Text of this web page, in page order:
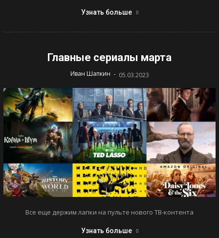
Узнать больше
Главные сериалы марта
Иван Шапкин - 05.03.2023
Все еще держим лапки на пульте нового ТВ-контента
Узнать больше